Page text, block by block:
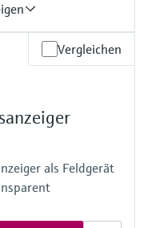
Vergleichen
als Feldgerät